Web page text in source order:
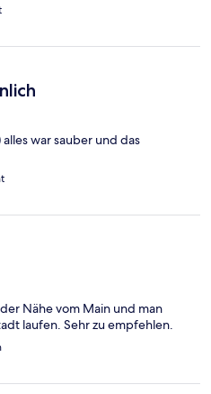
war sauber und das
Nähe vom Main und man
laufen. Sehr zu empfehlen.